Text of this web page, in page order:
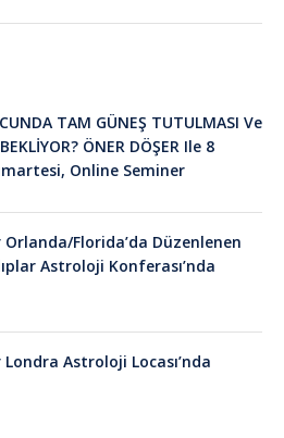
TAM GÜNEŞ TUTULMASI Ve
ÖNER DÖŞER Ile 8
Online Seminer
Orlanda/Florida’da Düzenlenen
Astroloji Konferası’nda
Londra Astroloji Locası’nda